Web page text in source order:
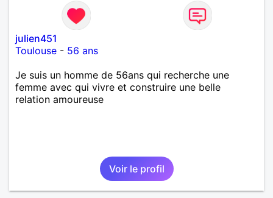
julien451
Toulouse - 56 ans
Je suis un homme de 56ans qui recherche une
femme avec qui vivre et construire une belle
relation amoureuse
Voir le profil